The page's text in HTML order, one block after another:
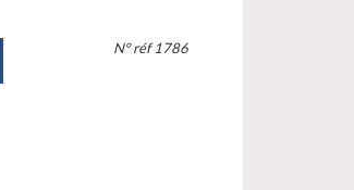
N° réf 1786